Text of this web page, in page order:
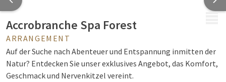
Accrobranche Spa Forest
ARRANGEMENT
Auf der Suche nach Abenteuer und Entspannung inmitten der
Natur? Entdecken Sie unser exklusives Angebot, das Komfort,
Geschmack und Nervenkitzel vereint.